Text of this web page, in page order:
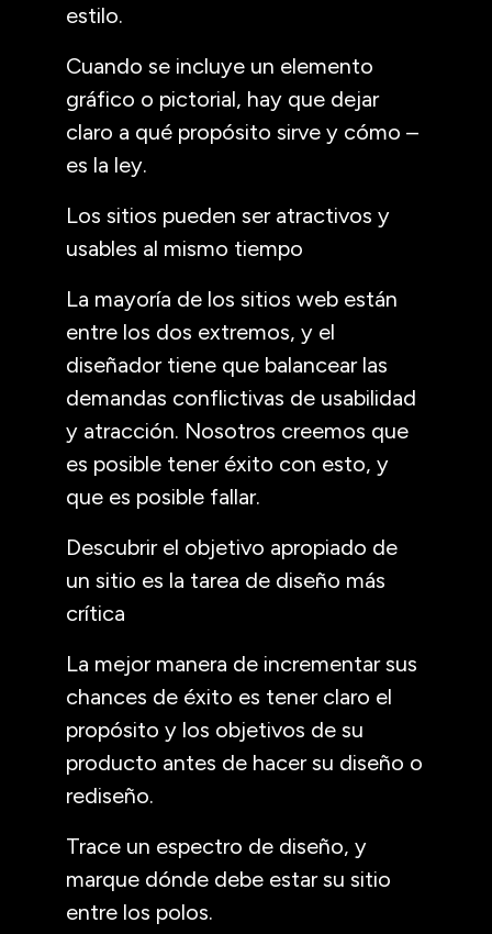
estilo.
Cuando se incluye un elemento
gráfico o pictorial, hay que dejar
claro a qué propósito sirve y cómo –
es la ley.
Los sitios pueden ser atractivos y
usables al mismo tiempo
La mayoría de los sitios web están
entre los dos extremos, y el
diseñador tiene que balancear las
demandas conflictivas de usabilidad
y atracción. Nosotros creemos que
es posible tener éxito con esto, y
que es posible fallar.
Descubrir el objetivo apropiado de
un sitio es la tarea de diseño más
crítica
La mejor manera de incrementar sus
chances de éxito es tener claro el
propósito y los objetivos de su
producto antes de hacer su diseño o
rediseño.
Trace un espectro de diseño, y
marque dónde debe estar su sitio
entre los polos.